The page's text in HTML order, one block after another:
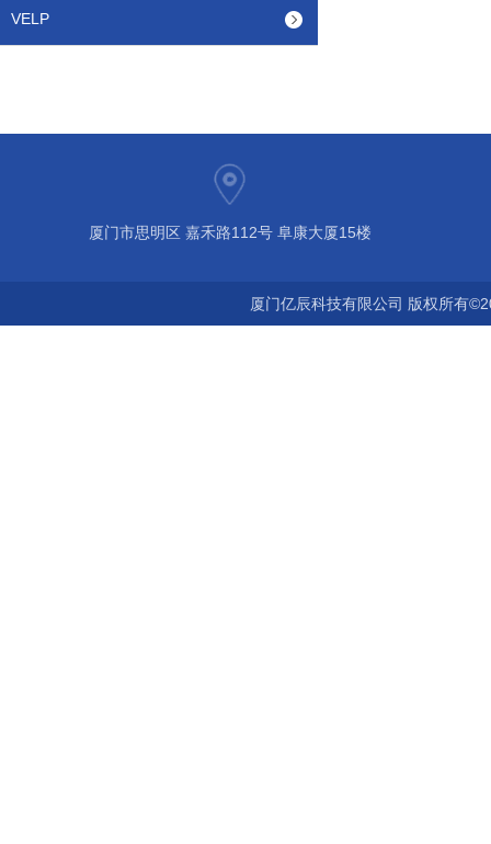
VELP
厦门市思明区 嘉禾路112号 阜康大厦15楼
厦门亿辰科技有限公司 版权所有